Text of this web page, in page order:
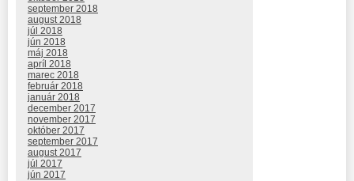
september 2018
august 2018
júl 2018
jún 2018
máj 2018
apríl 2018
marec 2018
február 2018
január 2018
december 2017
november 2017
október 2017
september 2017
august 2017
júl 2017
jún 2017